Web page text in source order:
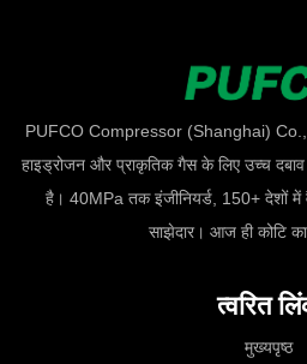
PUFCO Compressor (Shanghai) Co.,
हाइड्रोजन और प्राकृतिक गैस के लिए उच्च
है। 40MPa तक इंजीनियर्ड, 150+ देशों में
साझेदार। आज ही कोटि
त्वरित
मुख्यपृष्ठ